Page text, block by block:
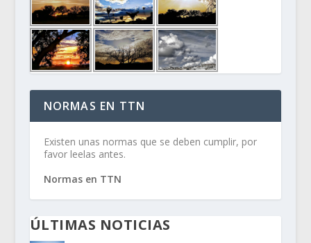
NORMAS EN TTN
Existen unas normas que se deben cumplir, por
favor leelas antes.
Normas en TTN
ÚLTIMAS NOTICIAS